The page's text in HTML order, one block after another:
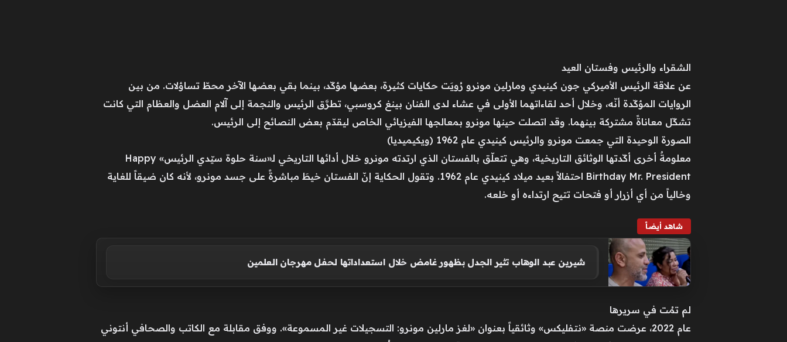
الشقراء والرئيس وفستان العيد
عن علاقة الرئيس الأميركي جون كينيدي ومارلين مونرو رُويَت حكايات كثيرة، بعضها مؤكّد، بينما بقي بعضها الآخر محطّ تساؤلات. من بين
الروايات المؤكّدة أنّه، وخلال أحد لقاءاتهما الأولى في عشاء لدى الفنان بينغ كروسبي، تطرَّق الرئيس والنجمة إلى آلام العضل والعظام التي كانت
تشكّل معاناةً مشتركة بينهما. وقد اتصلت حينها مونرو بمعالجها الفيزيائي الخاص ليقدّم بعض النصائح إلى الرئيس.
الصورة الوحيدة التي جمعت مونرو والرئيس كينيدي عام 1962 (ويكيميديا)
معلومةٌ أخرى أكّدتها الوثائق التاريخية، وهي تتعلّق بالفستان الذي ارتدته مونرو خلال أدائها التاريخي لـ«سنة حلوة سيّدي الرئيس» Happy
Birthday Mr. President احتفالاً بعيد ميلاد كينيدي عام 1962. وتقول الحكاية إنّ الفستان خيطَ مباشرةً على جسد مونرو، لأنه كان ضيقاً للغاية
وخالياً من أي أزرار أو فتحات تتيح ارتداءه أو خلعه.
شاهد أيضاً
شيرين عبد الوهاب تثير الجدل بظهور غامض خلال استعداداتها لحفل مهرجان العلمين
لم تمُت في سريرها
عام 2022، عرضت منصة «نتفليكس» وثائقياً بعنوان «لغز مارلين مونرو: التسجيلات غير المسموعة». ووفق مقابلة مع الكاتب والصحافي أنتوني